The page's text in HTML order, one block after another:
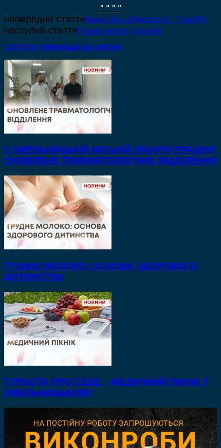
" " " "
попередня статтяВища ліга: «Новатор-2 – СумДУ»
наступна статтяПіший протест аграріїв
СТАТТІ ПО ТЕМІ БІЛЬШЕ ВІД АВТОРА
У ХМЕЛЬНИЦЬКІЙ МІСЬКІЙ ЛІКАРНІ ПРАЦЮЄ
ОНОВЛЕНЕ ТРАВМАТОЛОГІЧНЕ ВІДДІЛЕННЯ
ГРУДНЕ МОЛОКО: ОСНОВА ЗДОРОВОГО
ДИТИНСТВА
ТУРБОТА ПРО СЕБЕ – МЕДИЧНИЙ ПІКНІК У
ХМЕЛЬНИЦЬКОМУ